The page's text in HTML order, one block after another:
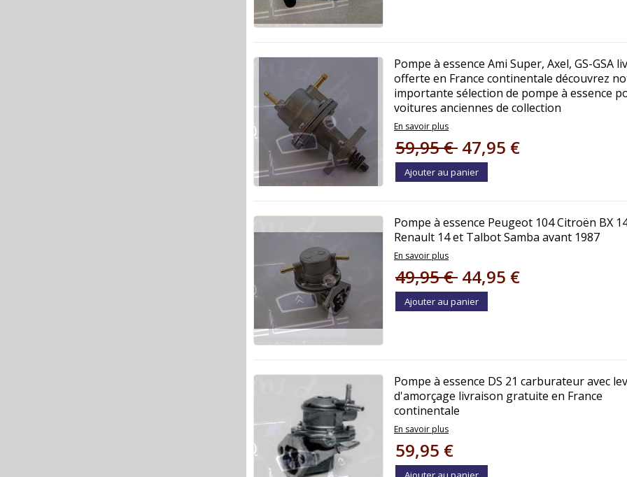
Pompe à essence Ami Super, Axel, GS-GSA
offerte en France continentale découvrez
importante sélection de pompe à essence
voitures anciennes de collection
En savoir plus
59,95 € 47,95 €
Ajouter au panier
Pompe à essence Peugeot 104 Citroën BX
Renault 14 et Talbot Samba avant 1987
En savoir plus
49,95 € 44,95 €
Ajouter au panier
Pompe à essence DS 21 carburateur avec
d'amorçage livraison gratuite en France
continentale
En savoir plus
59,95 €